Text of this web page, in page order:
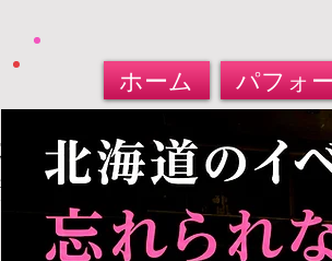
ホーム パフォ
北海道パフォーマー​派遣サ
大道芸人・マジシャン・バルーンアート